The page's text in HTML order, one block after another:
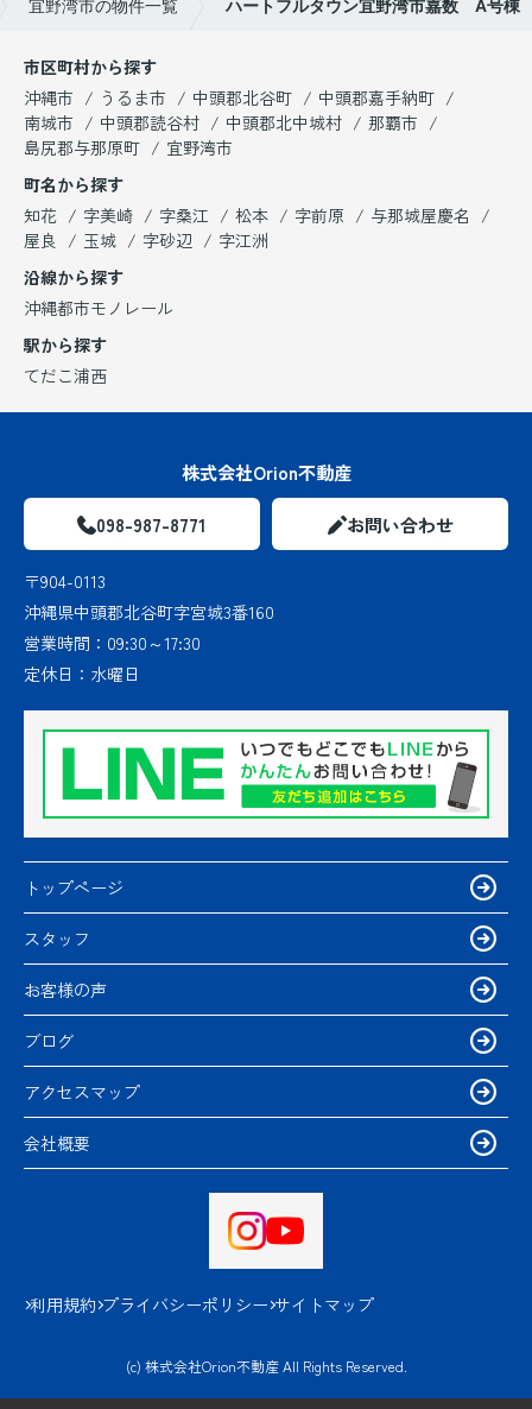
宜野湾市の物件一覧 ハートフルタウン宜野湾市嘉数 A号棟
市区町村から探す
沖縄市
うるま市 中頭郡北谷町
中頭郡嘉手納町
南城市
中頭郡読谷村 中頭郡北中城村
那覇市
島尻郡与那原町
宜野湾市
町名から探す
知花
字美崎 字桑江 松本 字前原
与那城屋慶名
屋良
玉城 字砂辺
字江洲
沿線から探す
沖縄都市モノレール
駅から探す
てだこ浦西
株式会社Orion不動産
098-987-8771 お問い合わせ
〒904-0113
沖縄県中頭郡北谷町字宮城3番160
営業時間： 09:30～17:30
定休日： 水曜日
トップページ
スタッフ
お客様の声
ブログ
アクセスマップ
会社概要
利用規約 プライバシーポリシー サイトマップ
(c) 株式会社Orion不動産 All Rights Reserved.